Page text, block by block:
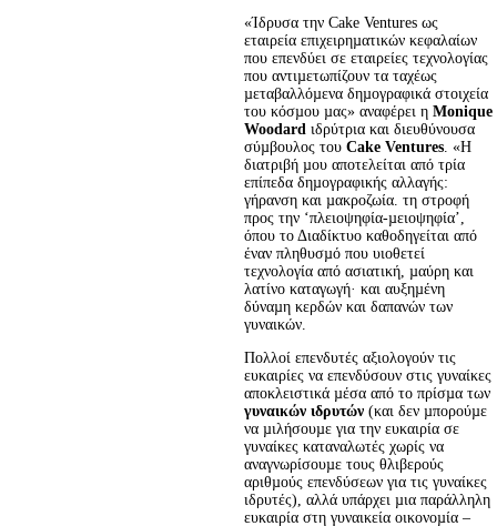
«Ίδρυσα την Cake Ventures ως
εταιρεία επιχειρηµατικών κεφαλαίων
που επενδύει σε εταιρείες τεχνολογίας
που αντιµετωπίζουν τα ταχέως
µεταβαλλόµενα δηµογραφικά στοιχεία
του κόσµου µας» αναφέρει η Monique
Woodard ιδρύτρια και διευθύνουσα
σύµβουλος του Cake Ventures. «Η
διατριβή µου αποτελείται από τρία
επίπεδα δηµογραφικής αλλαγής:
γήρανση και µακροζωία. τη στροφή
προς την ‘πλειοψηφία-µειοψηφία’,
όπου το Διαδίκτυο καθοδηγείται από
έναν πληθυσµό που υιοθετεί
τεχνολογία από ασιατική, µαύρη και
λατίνο καταγωγή· και αυξηµένη
δύναµη κερδών και δαπανών των
γυναικών.
Πολλοί επενδυτές αξιολογούν τις
ευκαιρίες να επενδύσουν στις γυναίκες
αποκλειστικά µέσα από το πρίσµα των
γυναικών ιδρυτών (και δεν µπορούµε
να µιλήσουµε για την ευκαιρία σε
γυναίκες καταναλωτές χωρίς να
αναγνωρίσουµε τους θλιβερούς
αριθµούς επενδύσεων για τις γυναίκες
ιδρυτές), αλλά υπάρχει µια παράλληλη
ευκαιρία στη γυναικεία οικονοµία –